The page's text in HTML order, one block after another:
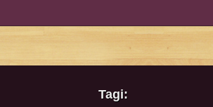
Tagi: